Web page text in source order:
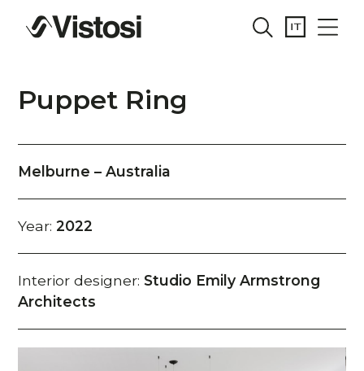
Puppet Ring
Melburne – Australia
Year:2022
Interior designer: Studio Emily Armstrong
Architects